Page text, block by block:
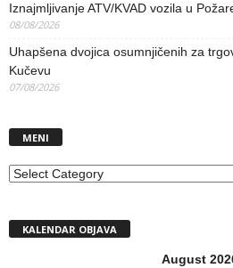
Iznajmljivanje ATV/KVAD vozila u
08/08/2026
Uhapšena dvojica osumnjičenih za
Kučevu
07/08/2026
MENI
MENI
KALENDAR OBJAVA
August